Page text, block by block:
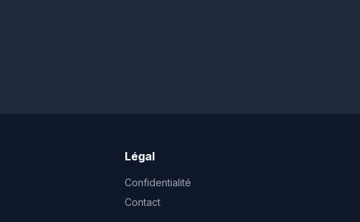
Légal
Confidentialité
Contact